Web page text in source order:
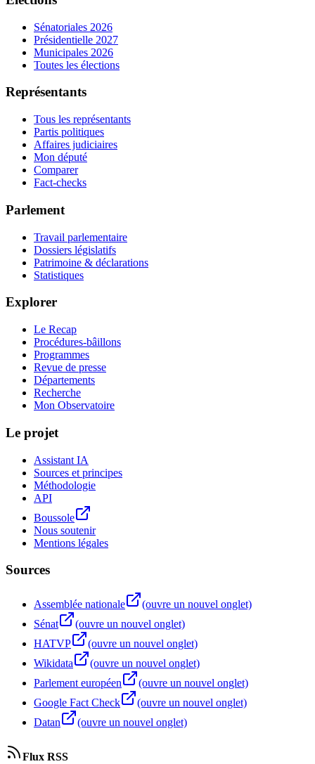
Sénatoriales 2026
Présidentielle 2027
Municipales 2026
Toutes les élections
Représentants
Tous les représentants
Partis politiques
Affaires judiciaires
Mon député
Comparer
Fact-checks
Parlement
Travail parlementaire
Dossiers législatifs
Patrimoine & déclarations
Statistiques
Explorer
Le Recap
Procédures-bâillons
Programmes
Revue de presse
Départements
Recherche
Mon Observatoire
Le projet
Assistant IA
Sources et principes
Méthodologie
API
Boussole
Nous soutenir
Mentions légales
Sources
Assemblée nationale
(ouvre un nouvel onglet)
Sénat
(ouvre un nouvel onglet)
HATVP
(ouvre un nouvel onglet)
Wikidata
(ouvre un nouvel onglet)
Parlement européen
(ouvre un nouvel onglet)
Google Fact Check
(ouvre un nouvel onglet)
Datan
(ouvre un nouvel onglet)
Flux RSS